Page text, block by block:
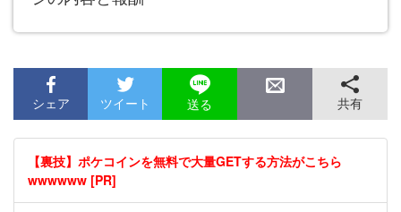
シェア ツイート 送る 共有
【裏技】ポケコインを無料で大量GETする方法がこちら
wwwwww [PR]